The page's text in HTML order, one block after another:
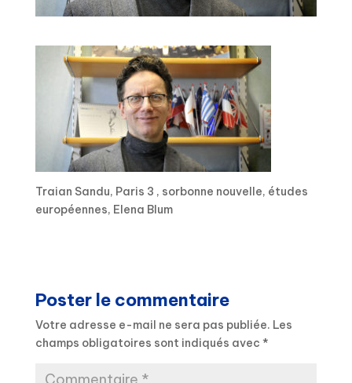
Traian Sandu, Paris 3 , sorbonne nouvelle, études
européennes, Elena Blum
Poster le commentaire
Votre adresse e-mail ne sera pas publiée. Les
champs obligatoires sont indiqués avec *